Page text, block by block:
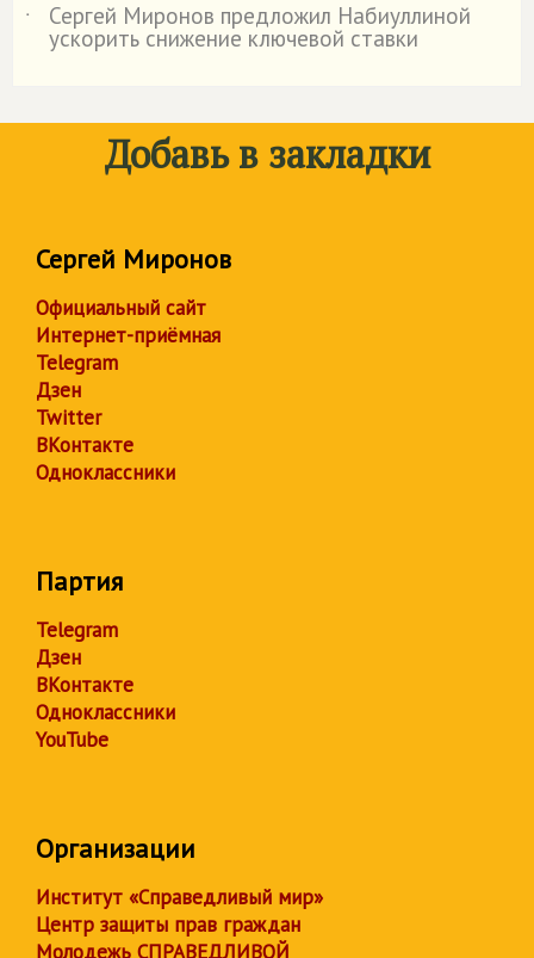
˙
Сергей Миронов предложил Набиуллиной
ускорить снижение ключевой ставки
Добавь в закладки
Сергей Миронов
Официальный сайт
Интернет-приёмная
Telegram
Дзен
Twitter
ВКонтакте
Одноклассники
Партия
Telegram
Дзен
ВКонтакте
Одноклассники
YouTube
Организации
Институт «Справедливый мир»
Центр защиты прав граждан
Молодежь СПРАВЕДЛИВОЙ